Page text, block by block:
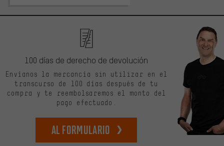
100 días de derecho de devolución
Envíanos la mercancía sin utilizar en el
transcurso de 100 días después de tu
compra y te reembolsaremos el monto del
pago efectuado.
Al formulario